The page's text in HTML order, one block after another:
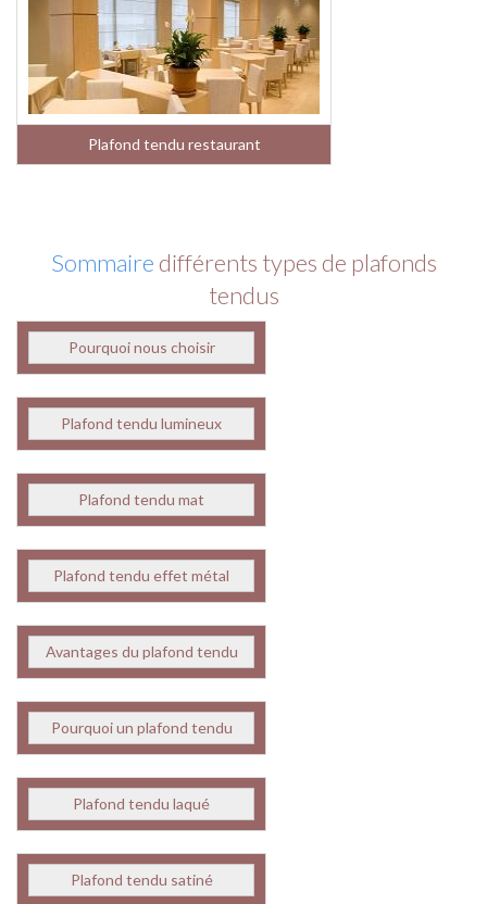
Plafond tendu restaurant
Sommaire différents types de plafonds
tendus
Pourquoi nous choisir
Plafond tendu lumineux
Plafond tendu mat
Plafond tendu effet métal
Avantages du plafond tendu
Pourquoi un plafond tendu
Plafond tendu laqué
Plafond tendu satiné